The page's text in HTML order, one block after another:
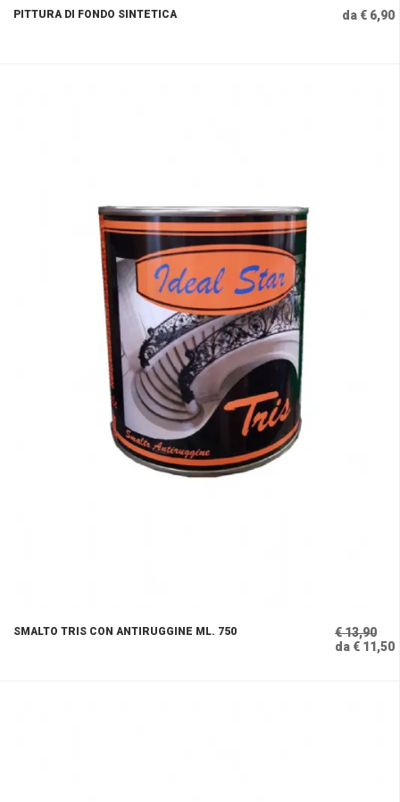
PITTURA DI FONDO SINTETICA da € 6,90
SMALTO TRIS CON ANTIRUGGINE ML. 750
€ 13,90
da € 11,50